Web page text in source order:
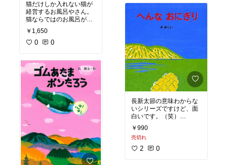
猫だけしか入れない猫が
経営するお風呂やさん。
猫ならではのお風呂が一
杯。マタタビお風呂やタ
ワーお風呂どれもねこた
ちが喜びそうです。
もお風呂に入りたくある
かもね😃
￥1,650
0 0
長新太節の意味わからな
いシリーズですけど、面
白いです。（笑）
ので年少さんでも笑顔に
なりまもくもく出てきた
雲が手の形になってお出
￥990
売切れ
2 0